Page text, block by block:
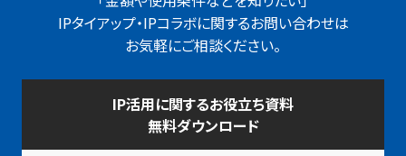
IPタイアップ・IPコラボに関するお問い合わせは
お気軽にご相談ください。
IP活用に関するお役立ち資料
無料ダウンロード